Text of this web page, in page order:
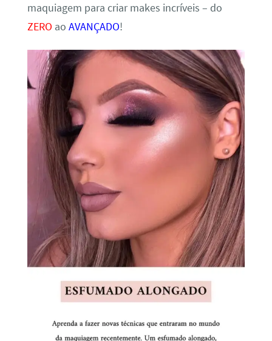
maquiagem para criar makes incríveis – do
ZERO ao AVANÇADO!